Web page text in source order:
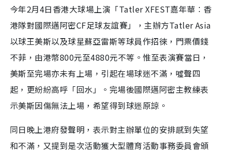
今年2月4日香港大球場上演「Tatler XFEST嘉年華︰香
港隊對國際邁阿密CF足球友誼賽」，主辦方Tatler Asia
以球王美斯以及球星蘇亞雷斯等球員作招徠，門票價錢
不菲，由港幣800元至4880元不等。惟至表演賽當日，
美斯至完場亦未有上場，引起在場球迷不滿，噓聲四
起，更紛紛高呼「回水」。完場後國際邁阿密主教練表
示美斯因傷無法上場，希望得到球迷原諒。
同日晚上港府發聲明，表示對主辦單位的安排感到失望
和不滿，又提到是次活動獲大型體育活動事務委員會頒